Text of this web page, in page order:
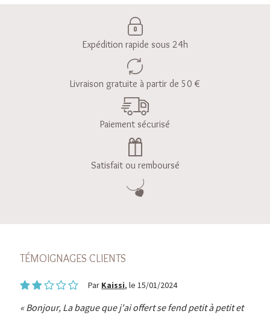
Expédition rapide sous 24h
Livraison gratuite à partir de 50 €
Paiement sécurisé
Satisfait ou remboursé
TÉMOIGNAGES CLIENTS
Par Kaissi, le 15/01/2024
Bonjour, La bague que j'ai offert se fend petit à petit et